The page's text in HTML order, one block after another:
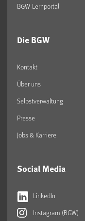
BGW-Lernportal
Die BGW
Kontakt
Über uns
Selbstverwaltung
Presse
Jobs & Karriere
Social Media
LinkedIn
Instagram (BGW)